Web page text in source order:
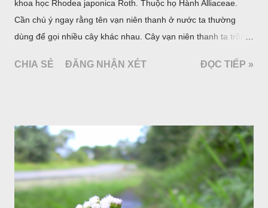
khoa học Rhodea japonica Roth. Thuộc họ Hành Alliaceae.
Cần chú ý ngay rằng tên vạn niên thanh ở nước ta thường
dùng để gọi nhiều cây khác nhau. Cây vạn niên thanh ta trồng
Araceae. Còn cây vạn niên thanh giới thiệu ở đây thuộc họ
CHIA SẺ ĐĂNG NHẬN XÉT ĐỌC TIẾP »